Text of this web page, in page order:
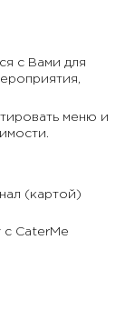
с Вами для
меню и
(картой)
с CaterMe